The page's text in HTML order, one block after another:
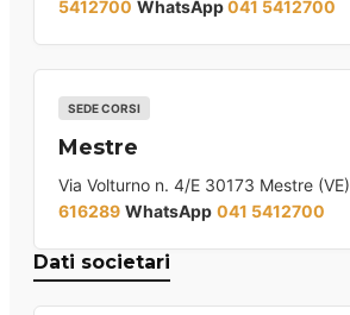
5412700 WhatsApp041 5412700
SEDE CORSI
Mestre
Via Volturno n. 4/E 30173 Mestre (VE)
616289 WhatsApp 041 5412700
Dati societari